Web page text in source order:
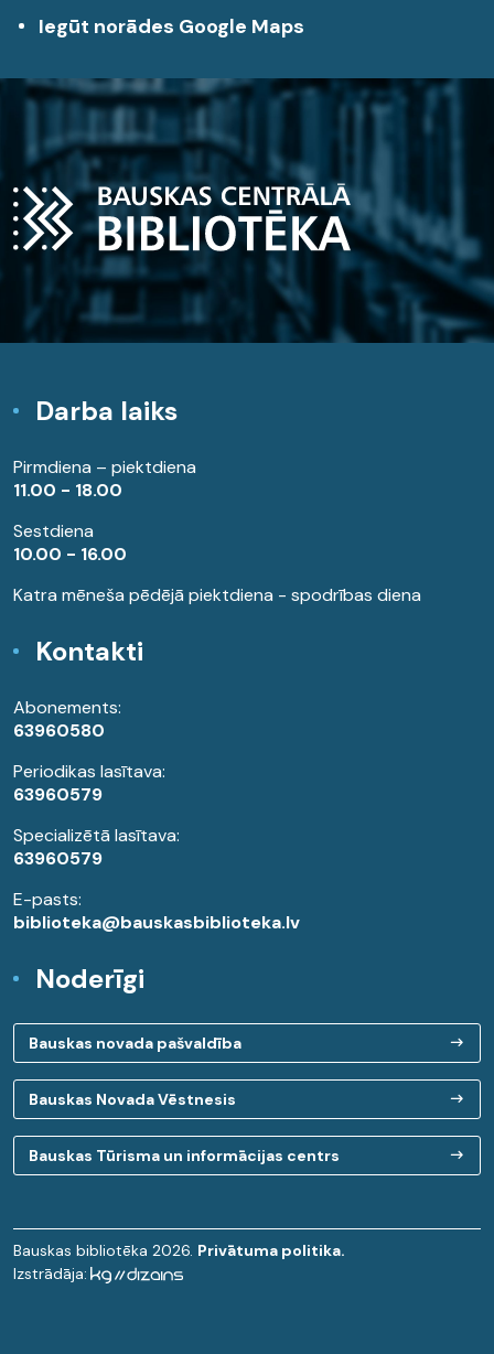
Iegūt norādes Google Maps
Darba laiks
Pirmdiena – piektdiena
11.00 - 18.00
Sestdiena
10.00 - 16.00
Katra mēneša pēdējā piektdiena - spodrības diena
Kontakti
Abonements:
63960580
Periodikas lasītava:
63960579
Specializētā lasītava:
63960579
E-pasts:
biblioteka@bauskasbiblioteka.lv
Noderīgi
Bauskas novada pašvaldība
Bauskas Novada Vēstnesis
Bauskas Tūrisma un informācijas centrs
Bauskas bibliotēka 2026. Privātuma politika.
Izstrādāja: